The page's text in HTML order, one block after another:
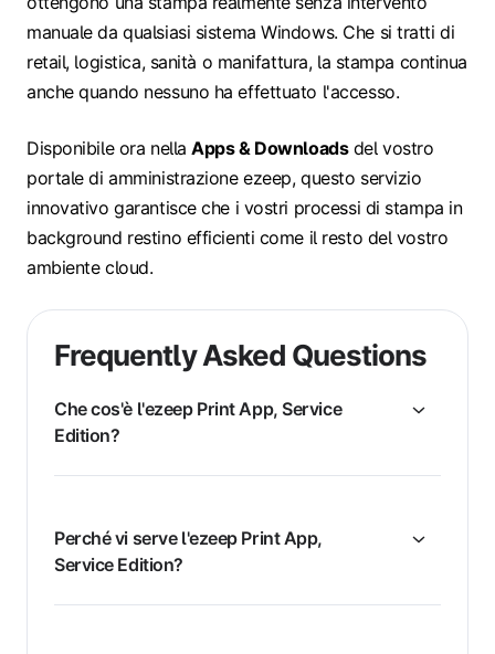
manuale da qualsiasi sistema Windows. Che si tratti di
retail, logistica, sanità o manifattura, la stampa continua
anche quando nessuno ha effettuato l'accesso.
Disponibile ora nellaApps & Downloadsdel vostro
portale di amministrazione ezeep, questo servizio
innovativo garantisce che i vostri processi di stampa in
background restino efficienti come il resto del vostro
ambiente cloud.
Frequently Asked Questions
Che cos'è l'ezeep Print App, Service
Edition?
Perché vi serve l'ezeep Print App,
Service Edition?